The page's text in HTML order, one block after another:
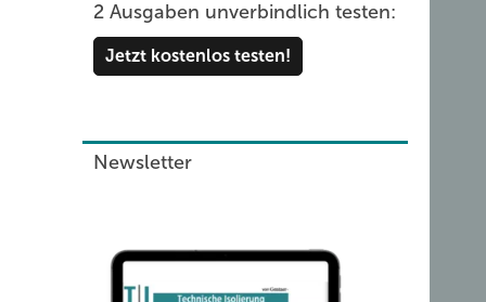
2 Ausgaben unverbindlich testen:
Jetzt kostenlos testen!
Newsletter